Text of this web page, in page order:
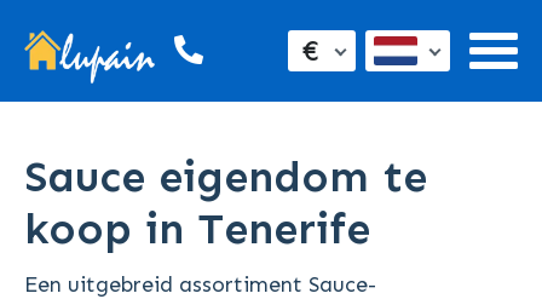
€
Sauce eigendom te
koop in Tenerife
Een uitgebreid assortiment Sauce-